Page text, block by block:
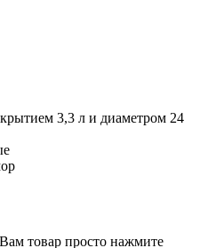
3,3 л и диаметром 24
товар просто нажмите